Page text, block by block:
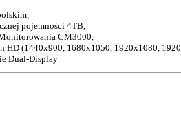
pojemności 4TB,
CM3000,
HD (1440x900, 1680x1050, 1920x1080,
Dual-Display